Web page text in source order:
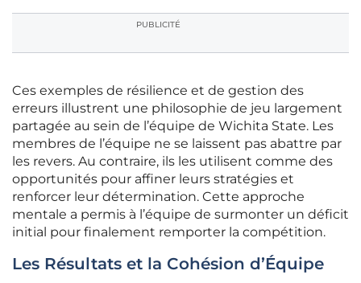
PUBLICITÉ
Ces exemples de résilience et de gestion des
erreurs illustrent une philosophie de jeu largement
partagée au sein de l’équipe de Wichita State. Les
membres de l’équipe ne se laissent pas abattre par
les revers. Au contraire, ils les utilisent comme des
opportunités pour affiner leurs stratégies et
renforcer leur détermination. Cette approche
mentale a permis à l’équipe de surmonter un déficit
initial pour finalement remporter la compétition.
Les Résultats et la Cohésion d’Équipe